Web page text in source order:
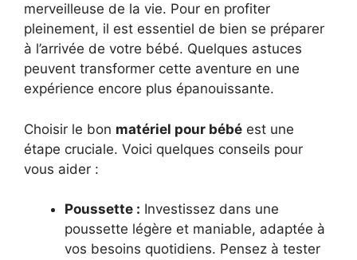
merveilleuse de la vie. Pour en profiter
pleinement, il est essentiel de bien se préparer
à l’arrivée de votre bébé. Quelques astuces
peuvent transformer cette aventure en une
expérience encore plus épanouissante.
Choisir le bon matériel pour bébé est une
étape cruciale. Voici quelques conseils pour
vous aider :
Poussette : Investissez dans une
poussette légère et maniable, adaptée à
vos besoins quotidiens. Pensez à tester